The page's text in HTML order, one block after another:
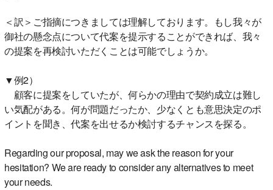
＜訳＞ご指摘につきましては理解しております。もし我々が
御社の懸念点について代案を提示することができれば、我々
の提案を再検討いただくことは可能でしょうか。
▼例2）
顧客に提案をしていたが、何らかの理由で契約成立は難し
い気配がある。何が問題だったか、少なくとも意思決定のポ
イントを聞き、代案を出せるか検討するチャンスを探る。
Regarding our proposal, may we ask the reason for your
hesitation? We are ready to consider any alternatives to meet
your needs.